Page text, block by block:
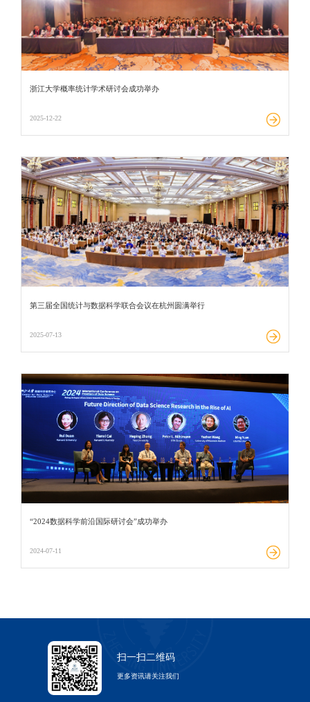
浙江大学概率统计学术研讨会成功举办
2025-12-22
第三届全国统计与数据科学联合会议在杭州圆满举行
2025-07-13
“2024数据科学前沿国际研讨会”成功举办
2024-07-11
扫一扫二维码
更多资讯请关注我们